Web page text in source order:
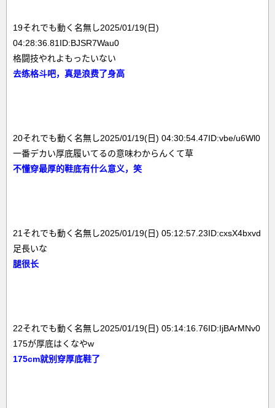
19それでも動く名無し2025/01/19(日)
04:28:36.81ID:BJSR7Wau0
格闘技やれよもったいない
去练格斗吧，真是浪费了身高
20それでも動く名無し2025/01/19(日) 04:30:54.47ID:vbe/u6Wl0
一番デカい厚底履いてるの意味わからんくて草
不懂穿最厚的鞋底有什么意义，笑
21それでも動く名無し2025/01/19(日) 05:12:57.23ID:cxsX4bxvd
足長いな
腿很长
22それでも動く名無し2025/01/19(日) 05:14:16.76ID:IjBArMNv0
175が厚底はくなやw
175cm就别穿厚底鞋了